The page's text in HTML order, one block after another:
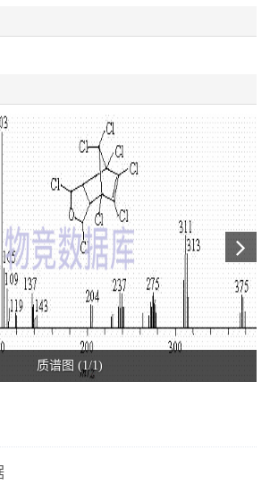
质谱图 (1/1)